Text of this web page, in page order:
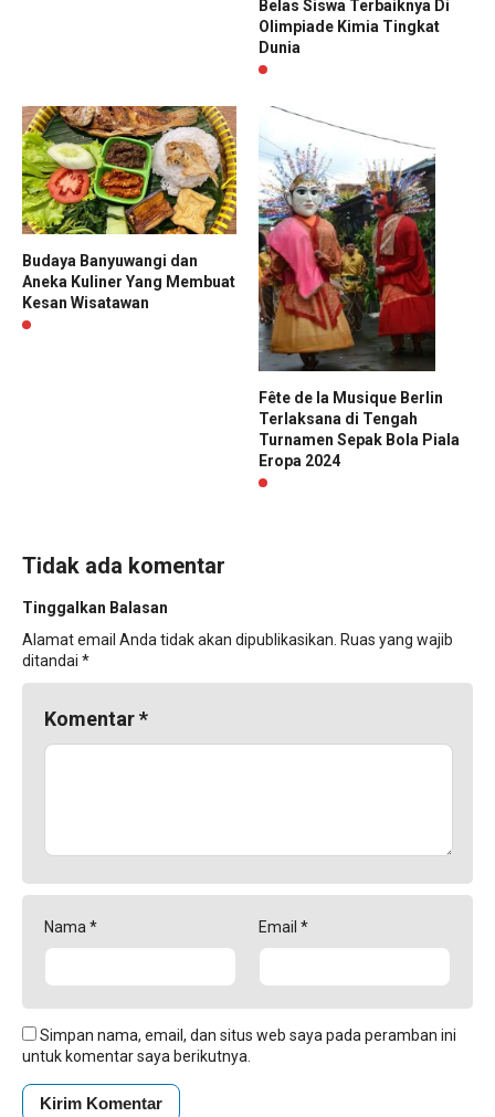
Belas Siswa Terbaiknya Di
Olimpiade Kimia Tingkat
Dunia
Budaya Banyuwangi dan
Aneka Kuliner Yang Membuat
Kesan Wisatawan
Fête de la Musique Berlin
Terlaksana di Tengah
Turnamen Sepak Bola Piala
Eropa 2024
Tidak ada komentar
Tinggalkan Balasan
Alamat email Anda tidak akan dipublikasikan. Ruas yang wajib
ditandai *
Komentar*
Nama * Email *
Simpan nama, email, dan situs web saya pada peramban ini
untuk komentar saya berikutnya.